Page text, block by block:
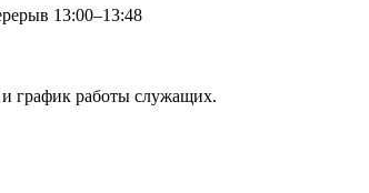
13:00–13:48
график работы служащих.